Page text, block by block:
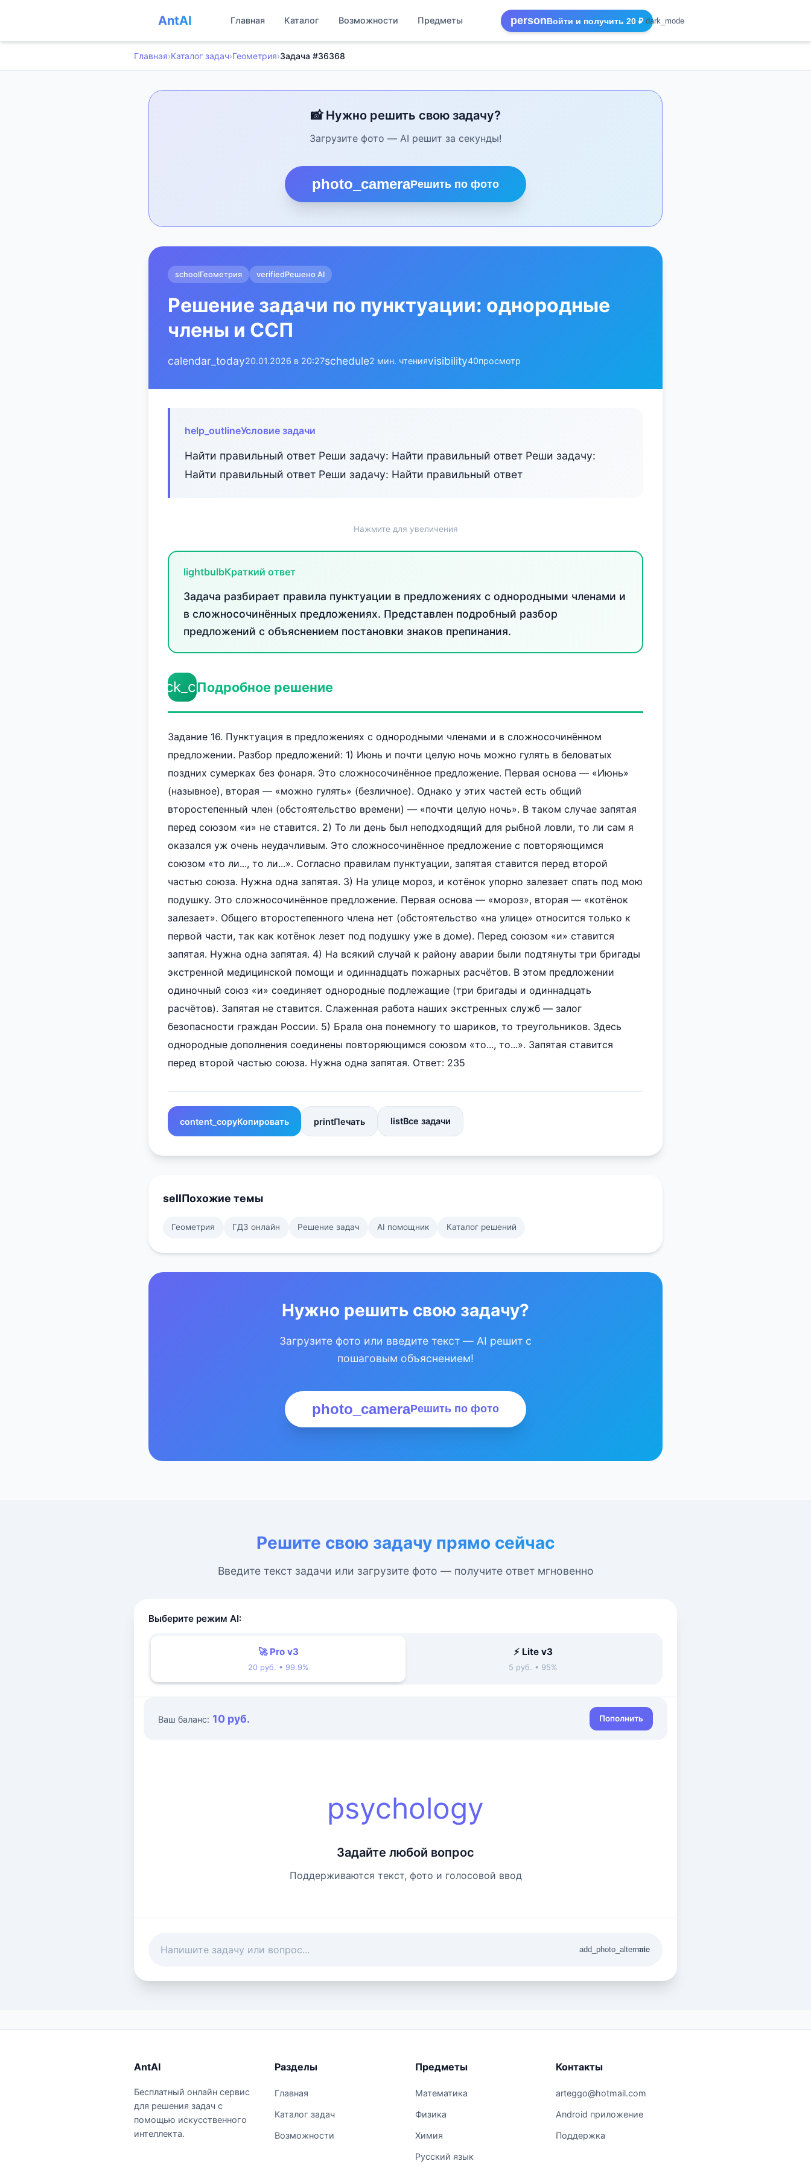
AntAI Главная Каталог Возможности Предметы personВойти и получить 20 ₽ dark_mode
Главная›Каталог задач›Геометрия›Задача #36368
📸 Нужно решить свою задачу?
Загрузите фото — AI решит за секунды!
photo_cameraРешить по фото
schoolГеометрия verifiedРешено AI
Решение задачи по пунктуации: однородные
члены и ССП
calendar_today20.01.2026 в 20:27schedule2 мин. чтенияvisibility40просмотр
help_outlineУсловие задачи
Найти правильный ответ Реши задачу: Найти правильный ответ Реши задачу:
Найти правильный ответ Реши задачу: Найти правильный ответ
Нажмите для увеличения
lightbulbКраткий ответ
Задача разбирает правила пунктуации в предложениях с однородными членами и
в сложносочинённых предложениях. Представлен подробный разбор
предложений с объяснением постановки знаков препинания.
check_circleПодробное решение
Задание 16. Пунктуация в предложениях с однородными членами и в сложносочинённом
предложении. Разбор предложений: 1) Июнь и почти целую ночь можно гулять в беловатых
поздних сумерках без фонаря. Это сложносочинённое предложение. Первая основа — «Июнь»
(назывное), вторая — «можно гулять» (безличное). Однако у этих частей есть общий
второстепенный член (обстоятельство времени) — «почти целую ночь». В таком случае запятая
перед союзом «и» не ставится. 2) То ли день был неподходящий для рыбной ловли, то ли сам я
оказался уж очень неудачливым. Это сложносочинённое предложение с повторяющимся
союзом «то ли..., то ли...». Согласно правилам пунктуации, запятая ставится перед второй
частью союза. Нужна одна запятая. 3) На улице мороз, и котёнок упорно залезает спать под мою
подушку. Это сложносочинённое предложение. Первая основа — «мороз», вторая — «котёнок
залезает». Общего второстепенного члена нет (обстоятельство «на улице» относится только к
первой части, так как котёнок лезет под подушку уже в доме). Перед союзом «и» ставится
запятая. Нужна одна запятая. 4) На всякий случай к району аварии были подтянуты три бригады
экстренной медицинской помощи и одиннадцать пожарных расчётов. В этом предложении
одиночный союз «и» соединяет однородные подлежащие (три бригады и одиннадцать
расчётов). Запятая не ставится. Слаженная работа наших экстренных служб — залог
безопасности граждан России. 5) Брала она понемногу то шариков, то треугольников. Здесь
однородные дополнения соединены повторяющимся союзом «то..., то...». Запятая ставится
перед второй частью союза. Нужна одна запятая. Ответ: 235
content_copyКопировать printПечать listВсе задачи
sellПохожие темы
Геометрия ГДЗ онлайн Решение задач AI помощник Каталог решений
Нужно решить свою задачу?
Загрузите фото или введите текст — AI решит с
пошаговым объяснением!
photo_cameraРешить по фото
Решите свою задачу прямо сейчас
Введите текст задачи или загрузите фото — получите ответ мгновенно
Выберите режим AI:
🚀 Pro v3
20 руб. • 99.9%
⚡ Lite v3
5 руб. • 95%
Ваш баланс: 10 руб. Пополнить
psychology
Задайте любой вопрос
Поддерживаются текст, фото и голосовой ввод
add_photo_alternate
mic
AntAI
Бесплатный онлайн сервис
для решения задач с
помощью искусственного
интеллекта.
Разделы
Главная
Каталог задач
Возможности
Предметы
Математика
Физика
Химия
Русский язык
Контакты
arteggo@hotmail.com
Android приложение
Поддержка